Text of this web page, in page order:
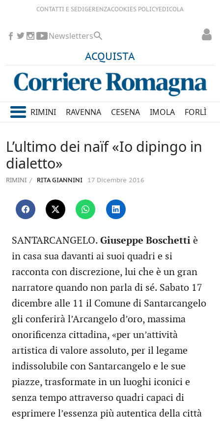
CONTATTI E SEDIGERENZACOOKIES POLICYEDICOLA
ACQUISTA
Newsletters
RIMINI RAVENNA CESENA IMOLA FORLÌ
L’ultimo dei naïf «Io dipingo in
dialetto»
RIMINI RITA GIANNINI 17 Dicembre 2016
SANTARCANGELO. Giuseppe Boschetti è
in casa sua davanti ai suoi quadri e si
racconta con discrezione, lui che è un gran
narratore quando non parla di sé. Sabato 17
dicembre alle 11 il Comune di Santarcangelo
gli conferirà l’Arcangelo d’oro, massima
onorificenza cittadina, «per un’attività
artistica di valore assoluto, per il legame
indissolubile con Santarcangelo e le sue
piazze, trasformate in un luoghi iconici e
senza tempo attraverso quadri capaci di
esprimere l’essenza più autentica della città